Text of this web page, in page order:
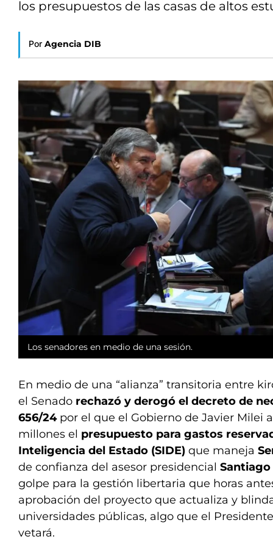
los presupuestos de las casas de altos
Por Agencia DIB
Los senadores en medio de una sesión.
En medio de una “alianza” transitoria entre
el Senado rechazó y derogó el decreto de
656/24por el que el Gobierno de Javier Milei
millones el presupuesto para gastos
Inteligencia del Estado (SIDE) que maneja
de confianza del asesor presidencial
golpe para la gestión libertaria que horas
aprobación del proyecto que actualiza y
universidades públicas, algo que el
vetará.